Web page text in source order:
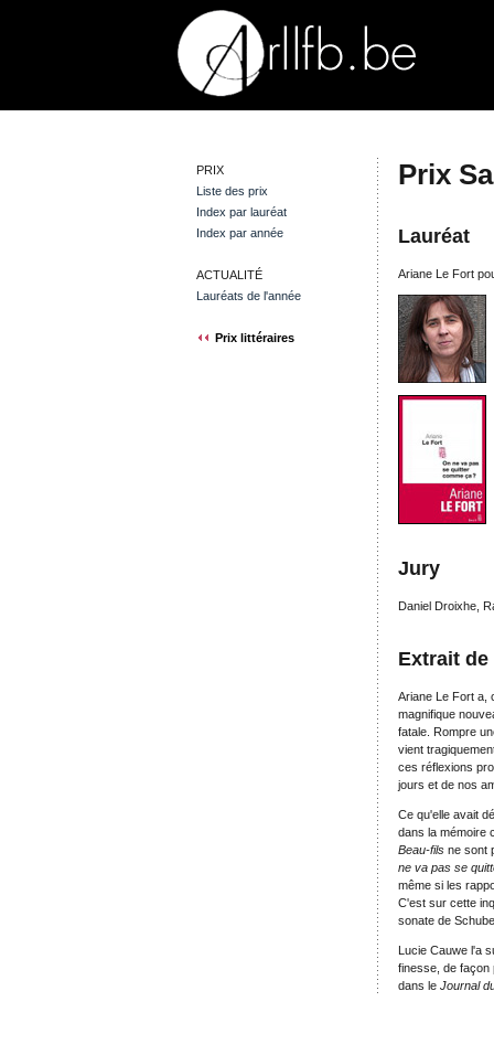
PRIX
Liste des prix
Index par lauréat
Index par année
ACTUALITÉ
Lauréats de l'année
Prix littéraires
Prix
Lauréat
Ariane Le Fort
Jury
Daniel Droixhe,
Extrait
Ariane Le Fort a,
magnifique
fatale. Rompre
vient
ces réflexions
jours et de nos
Ce qu'elle avait
dans la mémoire
Beau-fils ne sont
ne va pas se
même si les
C'est sur cette
sonate de
Lucie Cauwe l'a
finesse, de façon
dans le Journal